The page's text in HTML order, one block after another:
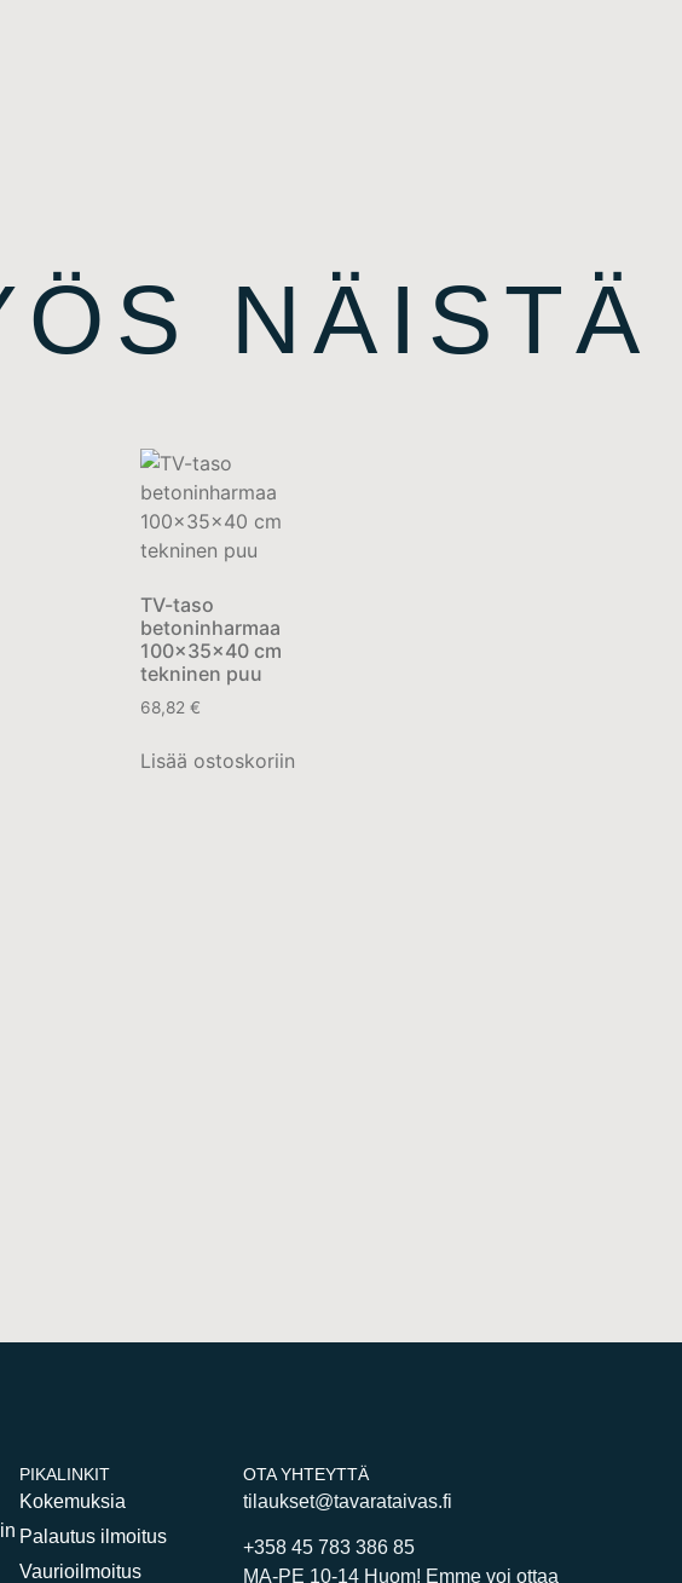
NÄISTÄ
TV-taso
betoninharmaa
100x35x40 cm
tekninen puu
68,82 €
Lisää ostoskoriin
PIKALINKIT
Kokemuksia
Palautus ilmoitus
Vaurioilmoitus
OTA YHTEYTTÄ
tilaukset@tavarataivas.fi
+358 45 783 386 85
MA-PE 10-14 Huom! Emme voi ottaa